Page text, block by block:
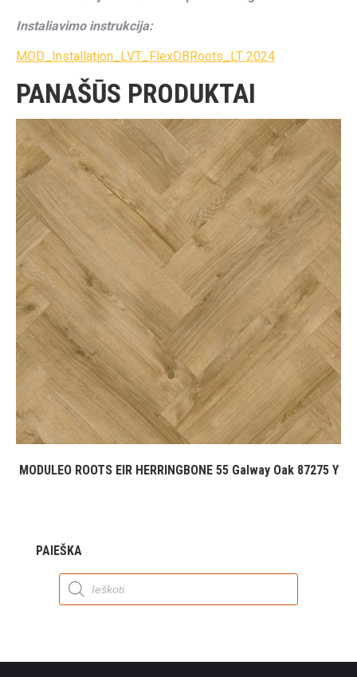
Instaliavimo instrukcija:
MOD_Installation_LVT_FlexDBRoots_LT 2024
PANAŠŪS PRODUKTAI
MODULEO ROOTS EIR HERRINGBONE 55 Galway Oak 87275 Y
PAIEŠKA
Products
search